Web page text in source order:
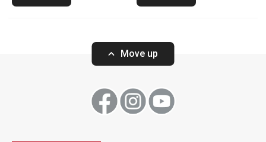
Move up